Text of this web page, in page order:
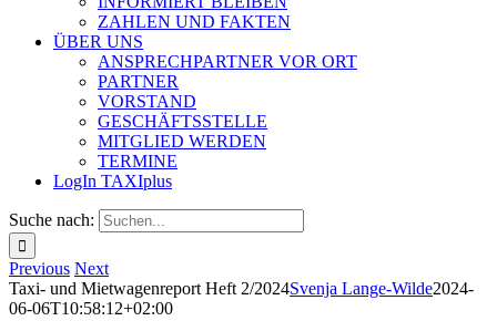
ZAHLEN UND FAKTEN
ÜBER UNS
ANSPRECHPARTNER VOR ORT
PARTNER
VORSTAND
GESCHÄFTSSTELLE
MITGLIED WERDEN
TERMINE
LogIn TAXIplus
Suche nach:
Previous Next
Taxi- und Mietwagenreport Heft 2/2024Svenja Lange-Wilde2024-
06-06T10:58:12+02:00